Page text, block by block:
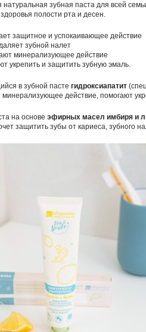
натуральная зубная паста для всей
полости рта и десен.
защитное и успокаивающее действие
зубной налет
минерализующее действие
укрепить и защитить зубную эмаль.
в зубной пасте гидроксиапатит
минерализующее действие, помогают
на основе эфирных масел имбиря и
защитить зубы от кариеса, зубного